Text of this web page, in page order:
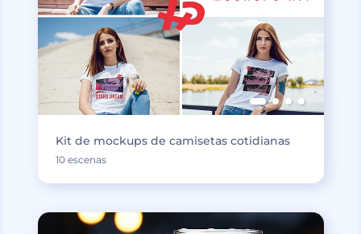
Kit de mockups de camisetas cotidianas
10 escenas